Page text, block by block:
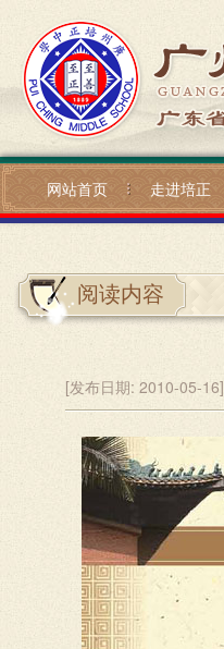
网站首页 走进培正
阅读内容
[发布日期: 2010-05-16]